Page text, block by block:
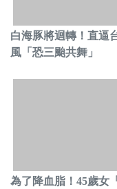
白海豚將迴轉！直逼
風「恐三颱共舞」
為了降血脂！45歲